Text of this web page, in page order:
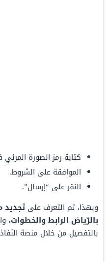
كتابة رمز الصورة
الموافقة على الشروط.
النقر على “إرسال”.
وبهذا، تم التعرف على
بالرّياض الرابط والخطوات،
بالتفصيل من خلال منصة